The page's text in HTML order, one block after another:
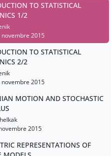
TO STATISTICAL
1/2
2015
TO STATISTICAL
2/2
2015
MOTION AND STOCHASTIC
2015
REPRESENTATIONS OF